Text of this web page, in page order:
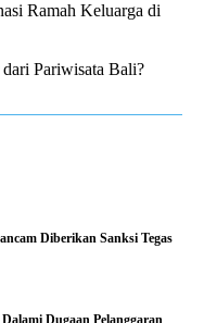
Ramah Keluarga di
Pariwisata Bali?
Diberikan Sanksi Tegas